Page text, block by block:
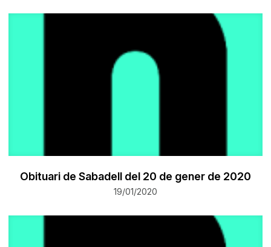
Obituari de Sabadell del 20 de gener de 2020
19/01/2020